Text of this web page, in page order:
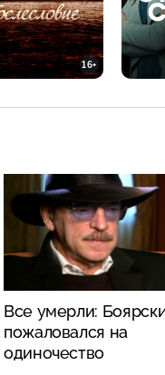
16+
Все умерли:
пожаловался на
одиночество